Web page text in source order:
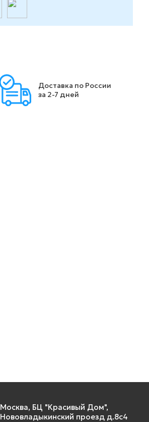
Доставка по России
за 2-7 дней
Москва, БЦ "Красивый Дом",
Нововладыкинский проезд д.8с4